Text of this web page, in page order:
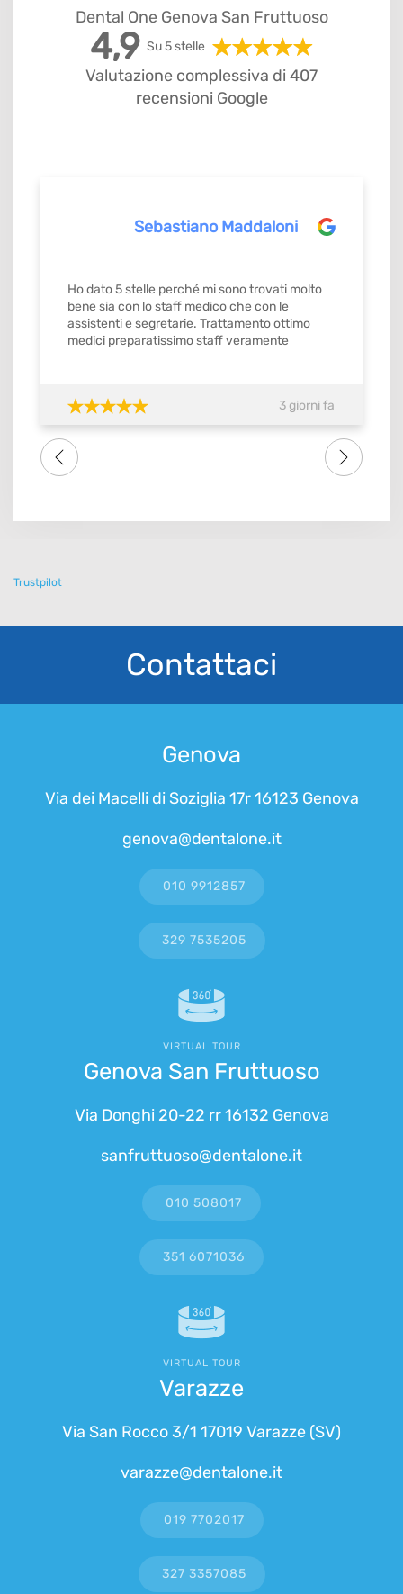
Dental One Genova San Fruttuoso
4,9 Su 5 stelle
Valutazione complessiva di 407
recensioni Google
Sebastiano Maddaloni
3 giorni fa
Ho dato 5 stelle perché mi sono trovati molto
bene sia con lo staff medico che con le
assistenti e segretarie. Trattamento ottimo
medici preparatissimo staff veramente
massimo del voto SI meritebbe anche 10.
one . Grazie di tutto a tutto lo staff
Trustpilot
Contattaci
Genova
Via dei Macelli di Soziglia 17r 16123 Genova
genova@dentalone.it
010 9912857
329 7535205
VIRTUAL TOUR
Genova San Fruttuoso
Via Donghi 20-22 rr 16132 Genova
sanfruttuoso@dentalone.it
010 508017
351 6071036
VIRTUAL TOUR
Varazze
Via San Rocco 3/1 17019 Varazze (SV)
varazze@dentalone.it
019 7702017
327 3357085